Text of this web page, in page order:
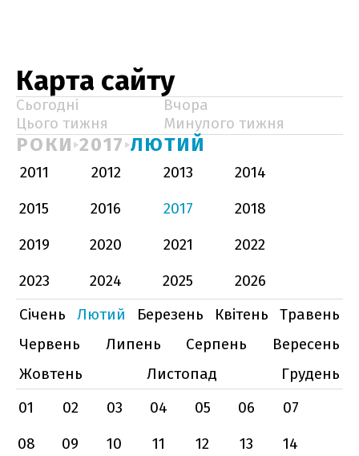
Карта сайту
Сьогодні
Вчора
Цього тижня
Минулого тижня
РОКИ 2017 ЛЮТИЙ
2011 2012 2013
2014
2015
2016 2017
2018
2019
2020 2021
2022
2023
2024 2025
2026
Січень
Лютий Березень Квітень
Травень
Червень
Липень Серпень
Вересень
Жовтень
Листопад
Грудень
01
02 03 04 05 06
07
08
09 10 11 12 13
14